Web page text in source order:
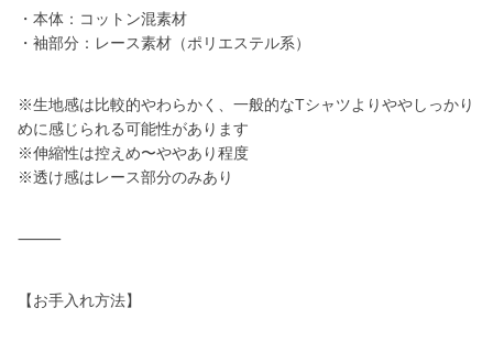
・本体：コットン混素材
・袖部分：レース素材（ポリエステル系）
※生地感は比較的やわらかく、一般的なTシャツよりややしっかり
めに感じられる可能性があります
※伸縮性は控えめ〜ややあり程度
※透け感はレース部分のみあり
⸻
【お手入れ方法】